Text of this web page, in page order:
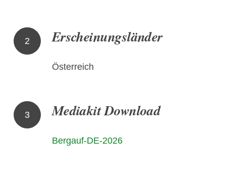
2 Erscheinungsländer
Österreich
3 Mediakit Download
Bergauf-DE-2026